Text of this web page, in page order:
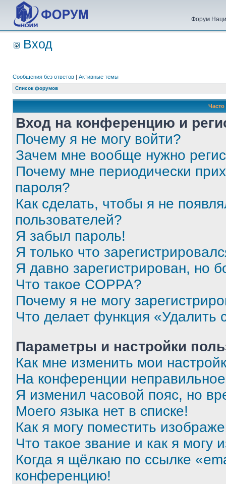
Форум
Вход
Сообщения без ответов | Активные темы
Список форумов
Вход на конференцию и
Почему я не могу войти?
Зачем мне вообще нужно
Почему мне периодически
пароля?
Как сделать, чтобы я не
пользователей?
Я забыл пароль!
Я только что
Я давно зарегистрирован, но
Что такое COPPA?
Почему я не могу
Что делает функция «Удалить
Параметры и настройки
Как мне изменить мои
На конференции
Я изменил часовой пояс, но
Моего языка нет в списке!
Как я могу поместить
Что такое звание и как я могу
Когда я щёлкаю по ссылке
конференцию!